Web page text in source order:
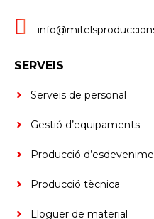
SERVEIS
Serveis de personal
Gestió d’equipaments
Producció
Producció tècnica
Lloguer de material